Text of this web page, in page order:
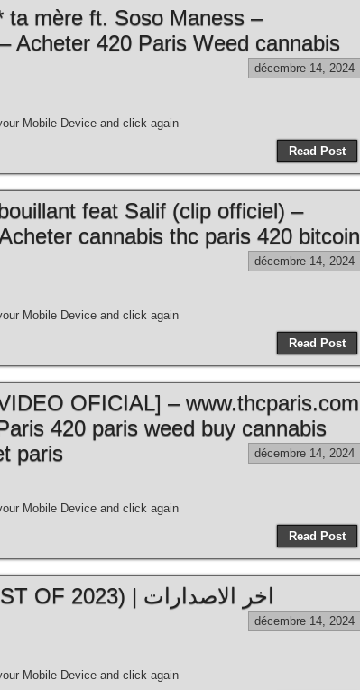
ta mère ft. Soso Maness –
Acheter 420 Paris Weed cannabis
décembre 14, 2024
Mobile Device and click again
Read Post
feat Salif (clip officiel) –
cannabis thc paris 420 bitcoin
décembre 14, 2024
Mobile Device and click again
Read Post
OFICIAL] – www.thcparis.com
420 paris weed buy cannabis
paris
décembre 14, 2024
Mobile Device and click again
Read Post
MORAD – Mix (BEST OF 2023) | اخر الاصدارات
décembre 14, 2024
Mobile Device and click again